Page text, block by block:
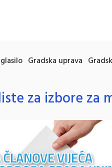
Gradska uprava
za izbore za